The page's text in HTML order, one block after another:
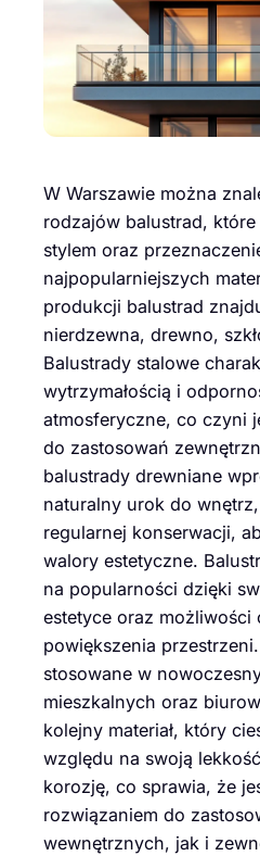
W Warszawie można
rodzajów balustrad, które
stylem oraz
najpopularniejszych
produkcji balustrad
nierdzewna, drewno,
Balustrady stalowe
wytrzymałością i
atmosferyczne, co czyni
do zastosowań
balustrady drewniane
naturalny urok do
regularnej konserwacji,
walory estetyczne.
na popularności dzięki
estetyce oraz możliwości
powiększenia
stosowane w
mieszkalnych oraz
kolejny materiał, który
względu na swoją
korozję, co sprawia, że
rozwiązaniem do
wewnętrznych, jak i